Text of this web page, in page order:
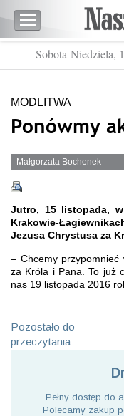
Sobota-Niedziela,
MODLITWA
Ponówmy
Małgorzata Bochenek
Jutro, 15 listopada,
Krakowie-
Jezusa Chrystusa za
– Chcemy przypomnieć
za Króla i Pana. To już
nas 19 listopada 2016
Pozostało do
przeczytania:
Pełny dostęp do
Polecamy zakup